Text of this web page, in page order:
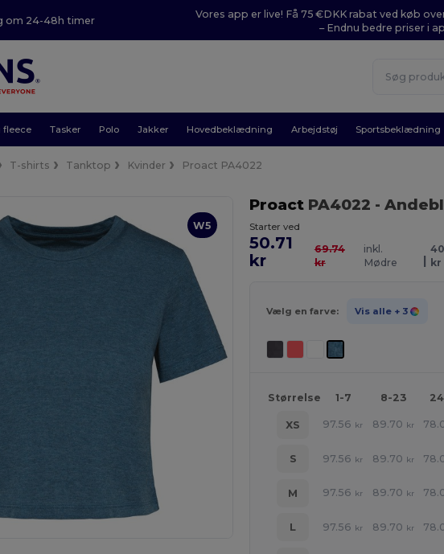
om 24-48h timer
Vores app er live! Få 75 €DKK rabat ved køb
– Endnu bedre priser i
fleece Tasker Polo Jakker Hovedbeklædning Arbejdstøj Sportsbeklædning
T-shirts Tanktop Kvinder Proact PA4022
W5
ProactPA4022 -
Starter ved
50.71
kr
69.74
kr
inkl.
Mødre
| kr
Vælg en farve: Vis alle + 3
Størrelse 1-7 8-23
XS 97.56 kr 89.70 kr
S 97.56 kr 89.70 kr
M 97.56 kr 89.70 kr
L 97.56 kr 89.70 kr